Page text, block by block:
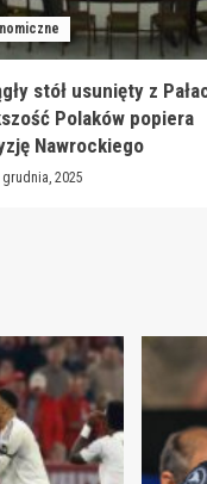
stół usunięty z
Polaków popiera
Nawrockiego
grudnia, 2025